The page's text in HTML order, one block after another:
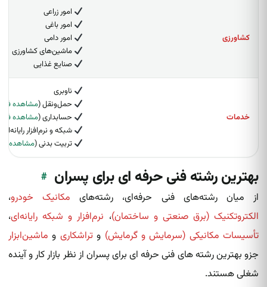
کشاورزی
امور زراعی
امور باغی
امور دامی
ماشین‌های کشاورزی
صنایع غذایی
خدمات
ناوبری
حمل‌ونقل (مشاهده
حسابداری (مشاهده
شبکه و نرم‌افزار رایانه‌ای
تربیت بدنی (مشاهده
بهترین رشته فنی حرفه ای برای پسران #
از میان رشته‌های فنی حرفه‌ای، رشته‌های مکانیک خودرو،
الکتروتکنیک (برق صنعتی و ساختمان)، نرم‌افزار و شبکه رایانه‌ای،
تأسیسات مکانیکی (سرمایش و گرمایش) وتراشکاری و ماشین‌ابزار
جزو بهترین رشته های فنی حرفه ای برای پسران از نظر بازار کار و آینده
شغلی هستند.